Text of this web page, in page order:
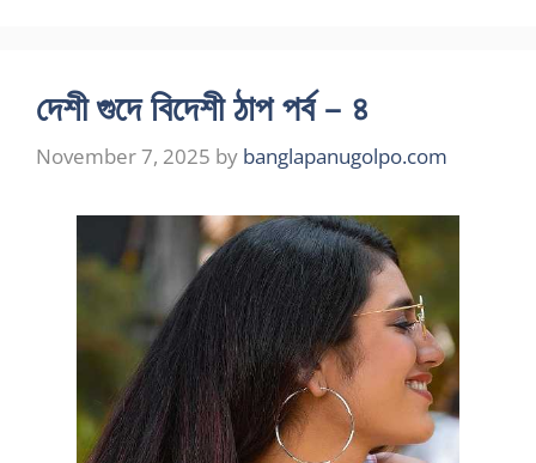
দেশী গুদে বিদেশী ঠাপ পর্ব – ৪
November 7, 2025 by banglapanugolpo.com